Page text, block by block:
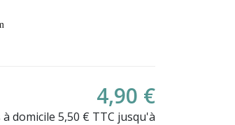
4,90 €
domicile 5,50 € TTC jusqu'à